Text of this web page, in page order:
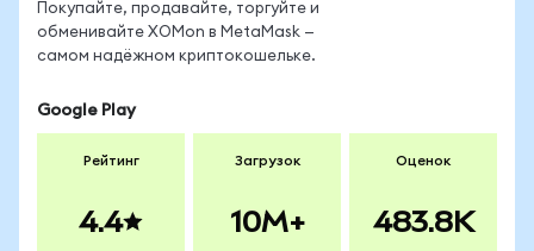
Покупайте, продавайте, торгуйте и
обменивайте XOMon в MetaMask —
самом надёжном криптокошельке.
Google Play
Рейтинг
4.4
Загрузок
10M+
Оценок
483.8K